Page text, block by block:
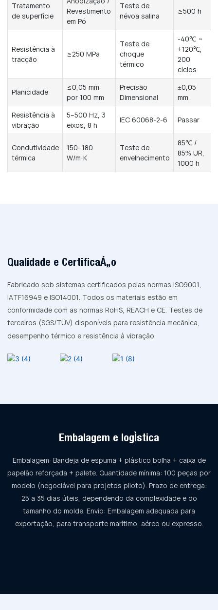
Tratamento
de superfície
Revestimento
em Pó
Teste de
névoa salina
≥500 h
Resistência à
tracção
≥250 MPa
Teste de
choque
térmico
-40℃ ~
+120℃,
200
ciclos
Planicidade
≤0,05 mm
por 100 mm
Precisão
Dimensional
±0,05
mm
Resistência à
vibração
5–500 Hz, 3
eixos, 8 h
IEC 60068-2-6 Passar
Condutividade
térmica
150–180
W/m·K
Teste de
envelhecimento
85℃ /
85% UR,
1000 h
Qualidade e Certificação
Fabricado sob sistemas certificados pelas normas ISO9001,
IATF16949 e ISO14001. Todos os materiais estão em
conformidade com as normas RoHS, REACH e CE. Testes de
terceiros (SGS/TÜV) disponíveis para resistência mecânica,
desempenho térmico e resistência à vibração.
Embalagem e logística
Embalagem: Bandeja de espuma + plástico bolha + caixa de
papelão reforçada + palete. Quantidade mínima: 100 peças por
modelo (negociável para projetos piloto). Prazo de entrega:
25 a 35 dias úteis, dependendo da complexidade e do
tamanho do molde. Envio: Embalagem adequada para
exportação, para transporte marítimo, aéreo ou expresso.